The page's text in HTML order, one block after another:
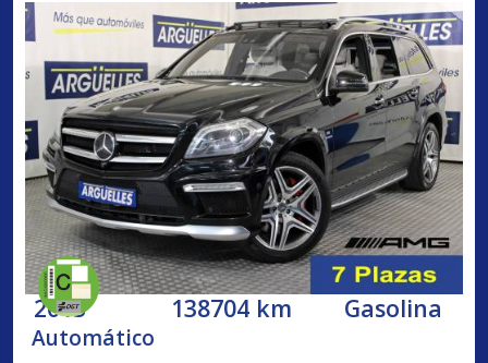
2013 138704 km Gasolina
Automático